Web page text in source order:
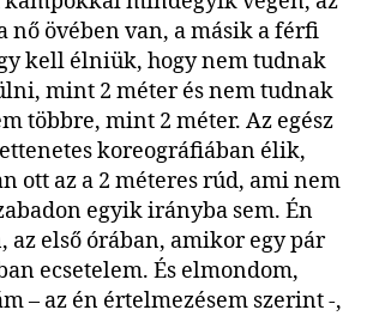
nő övében van, a másik a férfi
kell élniük, hogy nem tudnak
mint 2 méter és nem tudnak
többre, mint 2 méter. Az egész
koreográfiában élik,
ott az a 2 méteres rúd, ami nem
egyik irányba sem. Én
az első órában, amikor egy pár
ecsetelem. És elmondom,
– az én értelmezésem szerint -,